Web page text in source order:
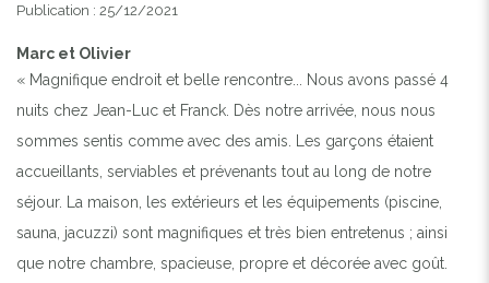
Publication : 25/12/2021
Marc et Olivier
« Magnifique endroit et belle rencontre... Nous avons passé 4
nuits chez Jean-Luc et Franck. Dès notre arrivée, nous nous
sommes sentis comme avec des amis. Les garçons étaient
accueillants, serviables et prévenants tout au long de notre
séjour. La maison, les extérieurs et les équipements (piscine,
sauna, jacuzzi) sont magnifiques et très bien entretenus ; ainsi
que notre chambre, spacieuse, propre et décorée avec goût.